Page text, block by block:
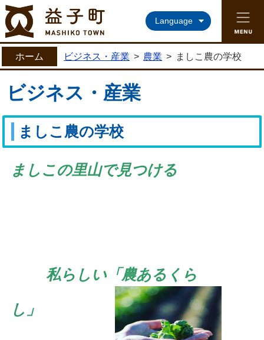
益子町ホームページ
Language
ホーム ビジネス・産業 > 農業 > ましこ農の学校
ビジネス・産業
ましこ農の学校
ましこの里山で見つける
私らしい「農あるくら
し」